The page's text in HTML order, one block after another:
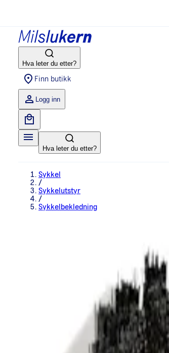
Hva leter du etter?
Finn butikk
Logg inn
Hva leter du etter?
Sykkel
/
Sykkelutstyr
/
Sykkelbekledning